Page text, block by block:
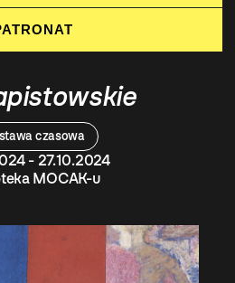
czasowa
- 27.10.2024
MOCAK-u